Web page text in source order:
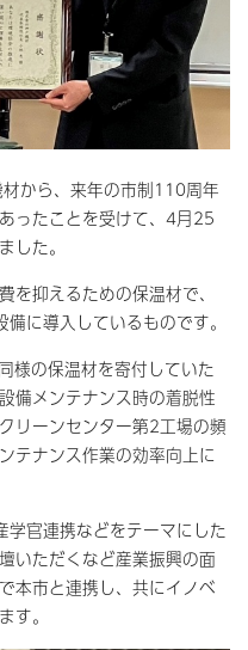
から、来年の市制110周年
ったことを受けて、4月25
した。
を抑えるための保温材で、
に導入しているものです。
様の保温材を寄付していた
備メンテナンス時の着脱性
リーンセンター第2工場の頻
テナンス作業の効率向上に
官連携などをテーマにした
いただくなど産業振興の面
本市と連携し、共にイノベ
す。